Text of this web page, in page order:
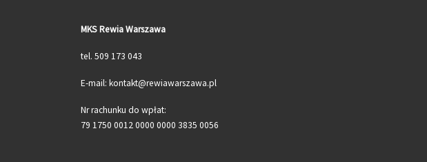
MKS Rewia Warszawa
tel. 509 173 043
E-mail: kontakt@rewiawarszawa.pl
Nr rachunku do wpłat:
79 1750 0012 0000 0000 3835 0056